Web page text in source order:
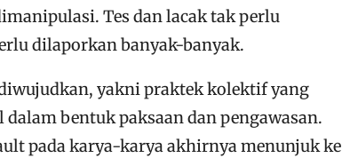
Tes dan lacak tak perlu
dilaporkan banyak-banyak.
yakni praktek kolektif yang
bentuk paksaan dan pengawasan.
pada karya-karya akhirnya menunjuk ke